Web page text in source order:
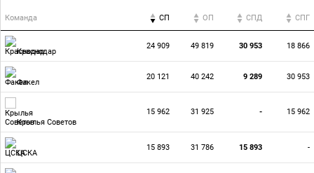
Команда СП ОП CПД CПГ
Краснодар
24 909 49 819 30 953 18 866
Факел
20 121 40 242 9 289 30 953
Крылья Советов
15 962 31 925 - 15 962
ЦСКА
15 893 31 786 15 893 -